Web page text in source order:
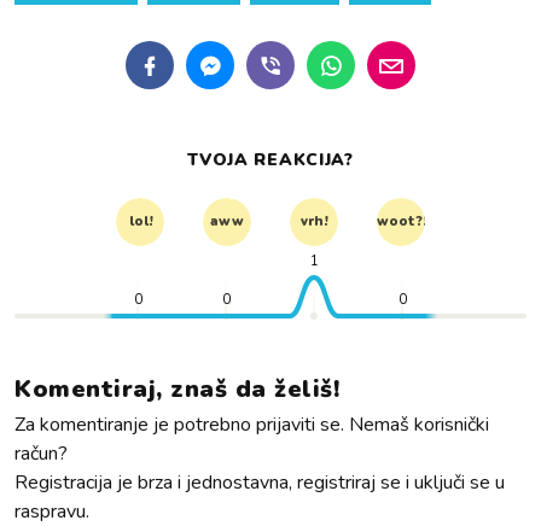
TVOJA REAKCIJA?
lol! aww vrh! woot?!
0 0
1
0
Komentiraj, znaš da želiš!
Za komentiranje je potrebno prijaviti se. Nemaš korisnički
račun?
Registracija je brza i jednostavna, registriraj se i uključi se u
raspravu.